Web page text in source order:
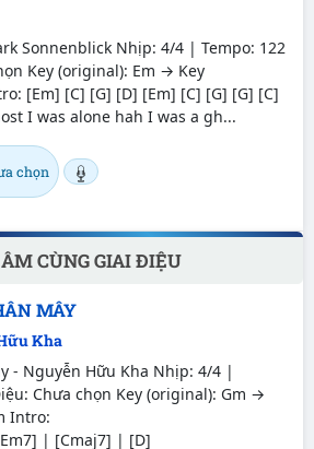
Sonnenblick Nhịp: 4/4 | Tempo: 122
Key (original): Em → Key
[Em] [C] [G] [D] [Em] [C] [G] [G] [C]
I was alone hah I was a gh...
chọn
CÙNG GIAI ĐIỆU
MÂY
Kha
- Nguyễn Hữu Kha Nhịp: 4/4 |
Chưa chọn Key (original): Gm →
Intro:
| [Cmaj7] | [D]